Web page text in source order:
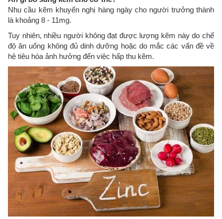
Nhu cầu kẽm khuyến nghị hàng ngày cho người trưởng thành
là khoảng 8 - 11mg.
Tuy nhiên, nhiều người không đạt được lượng kẽm này do chế
độ ăn uống không đủ dinh dưỡng hoặc do mắc các vấn đề về
hệ tiêu hóa ảnh hưởng đến việc hấp thu kẽm.